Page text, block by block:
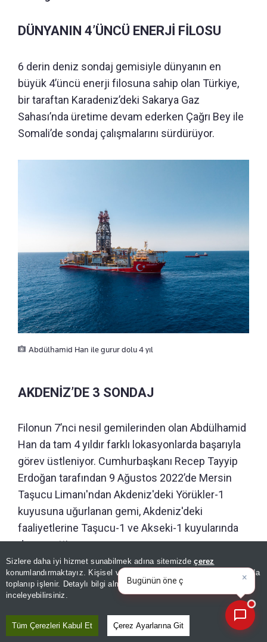
Sizlere daha iyi hizmet sunabilmek adına sitemizdeçerez
konumlandırmaktayız. Kişisel verileriniz, KVKK ve GDPR kapsamında
toplanıp işlenir. Detaylı bilgi almak içinAydınlatma Metnimizi
inceleyebilirsiniz.
Tüm Çerezleri Kabul Et Çerez Ayarlarına Git
DÜNYANIN 4’ÜNCÜ ENERJİ FİLOSU
6 derin deniz sondaj gemisiyle dünyanın en
büyük 4’üncü enerji filosuna sahip olan Türkiye,
bir taraftan Karadeniz’deki Sakarya Gaz
Sahası’nda üretime devam ederken Çağrı Bey ile
Somali’de sondaj çalışmalarını sürdürüyor.
Abdülhamid Han ile gurur dolu 4 yıl
AKDENİZ’DE 3 SONDAJ
Filonun 7’nci nesil gemilerinden olan Abdülhamid
Han da tam 4 yıldır farklı lokasyonlarda başarıyla
görev üstleniyor. Cumhurbaşkanı Recep Tayyip
Erdoğan tarafından 9 Ağustos 2022’de Mersin
Taşucu Limanı'ndan Akdeniz'deki Yörükler-1
kuyusuna uğurlanan gemi, Akdeniz'deki
faaliyetlerine Taşucu-1 ve Akseki-1 kuyularında
devam etti.
KARADENİZ’E GEÇTİ
ardından Sakarya Gaz Sahası’nda görevlendirildi.
×
Bugünün öne çıkan manşetleri
ve gelişmeleri neler?